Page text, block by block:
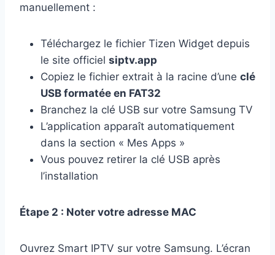
manuellement :
Téléchargez le fichier Tizen Widget depuis
le site officiel siptv.app
Copiez le fichier extrait à la racine d’une clé
USB formatée en FAT32
Branchez la clé USB sur votre Samsung TV
L’application apparaît automatiquement
dans la section « Mes Apps »
Vous pouvez retirer la clé USB après
l’installation
Étape 2 : Noter votre adresse MAC
Ouvrez Smart IPTV sur votre Samsung. L’écran